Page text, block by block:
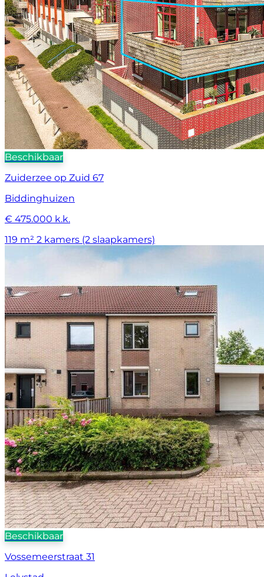
Beschikbaar
Zuiderzee op Zuid 67
Biddinghuizen
€ 475.000 k.k.
119 m² 2 kamers (2 slaapkamers)
Beschikbaar
Vossemeerstraat 31